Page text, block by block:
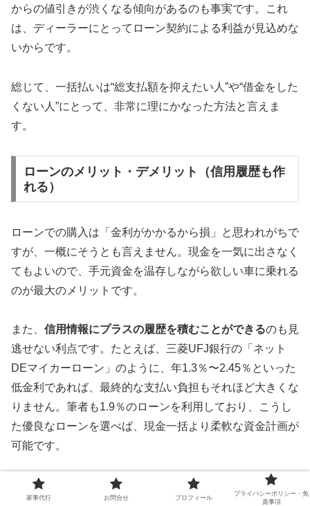
からの値引きが渋くなる傾向があるのも事実です。これ
は、ディーラーにとってローン契約による利益が見込めな
いからです。
総じて、一括払いは“総支払額を抑えたい人”や“借金をした
くない人”にとって、非常に理にかなった方法と言えま
す。
ローンのメリット・デメリット（信用履歴も作
れる）
ローンでの購入は「金利がかかるから損」と思われがちで
すが、一概にそうとも言えません。現金を一気に出さなく
てもよいので、手元資金を温存しながら欲しい車に乗れる
のが最大のメリットです。
また、 信用情報にプラスの履歴を積むことができるのも見
逃せない利点です。たとえば、三菱UFJ銀行の「ネット
DEマイカーローン」のように、年1.3％〜2.45％といった
低金利であれば、最終的な支払い負担もそれほど大きくな
りません。筆者も1.9％のローンを利用しており、こうし
た優良なローンを選べば、現金一括より柔軟な資金計画が
可能です。
さらに、ローンを完済すれば「きちんと返済能力がある
家事代行 お問合せ プロフィール
プライバシーポリシー・免
責事項